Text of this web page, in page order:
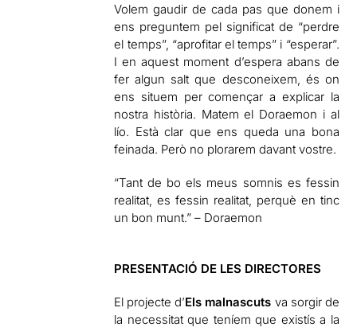
Volem gaudir de cada pas que donem i
ens preguntem pel significat de “perdre
el temps”, “aprofitar el temps” i “esperar”.
I en aquest moment d’espera abans de
fer algun salt que desconeixem, és on
ens situem per començar a explicar la
nostra història. Matem el Doraemon i al
lío. Està clar que ens queda una bona
feinada. Però no plorarem davant vostre.
“Tant de bo els meus somnis es fessin
realitat, es fessin realitat, perquè en tinc
un bon munt.” – Doraemon
PRESENTACIÓ DE LES DIRECTORES
El projecte d’Els malnascuts va sorgir de
la necessitat que teníem que existís a la